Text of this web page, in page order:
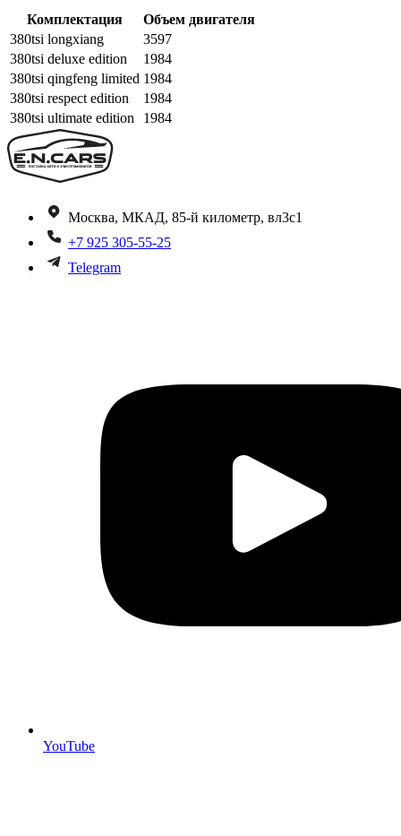
Комплектация
Объем двигателя
380tsi longxiang
3597
380tsi deluxe edition
1984
380tsi qingfeng limited 1984
380tsi respect edition
1984
380tsi ultimate edition
1984
Москва, МКАД, 85-й километр, вл3с1
+7 925 305-55-25
Telegram
YouTube